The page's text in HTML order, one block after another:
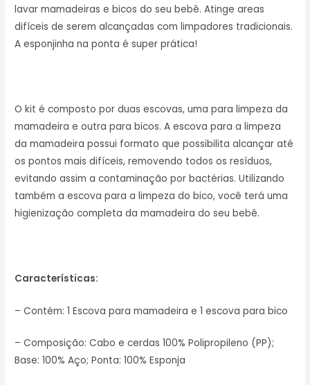
lavar mamadeiras e bicos do seu bebê. Atinge areas
difíceis de serem alcançadas com limpadores tradicionais.
A esponjinha na ponta é super prática!
O kit é composto por duas escovas, uma para limpeza da
mamadeira e outra para bicos. A escova para a limpeza
da mamadeira possui formato que possibilita alcançar até
os pontos mais difíceis, removendo todos os resíduos,
evitando assim a contaminação por bactérias. Utilizando
também a escova para a limpeza do bico, você terá uma
higienização completa da mamadeira do seu bebê.
Características:
– Contém: 1 Escova para mamadeira e 1 escova para bico
– Composição: Cabo e cerdas 100% Polipropileno (PP);
Base: 100% Aço; Ponta: 100% Esponja